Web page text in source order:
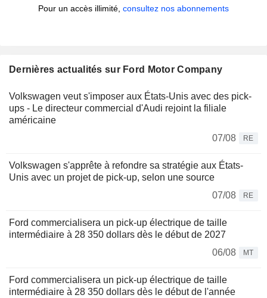
Pour un accès illimité, consultez nos abonnements
Dernières actualités sur Ford Motor Company
Volkswagen veut s'imposer aux États-Unis avec des pick-
ups - Le directeur commercial d'Audi rejoint la filiale
américaine
07/08
RE
Volkswagen s'apprête à refondre sa stratégie aux États-
Unis avec un projet de pick-up, selon une source
07/08
RE
Ford commercialisera un pick-up électrique de taille
intermédiaire à 28 350 dollars dès le début de 2027
06/08
MT
Ford commercialisera un pick-up électrique de taille
intermédiaire à 28 350 dollars dès le début de l'année